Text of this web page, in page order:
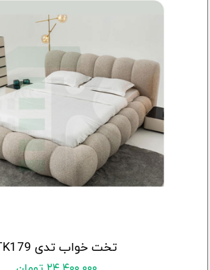
تخت خواب تدی TK179